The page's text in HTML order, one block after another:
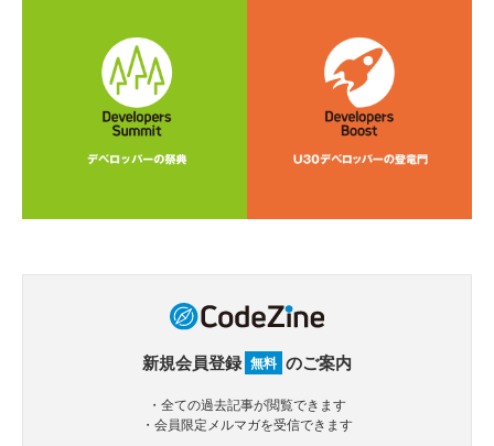
新規会員登録 無料 のご案内
・全ての過去記事が閲覧できます
・会員限定メルマガを受信できます